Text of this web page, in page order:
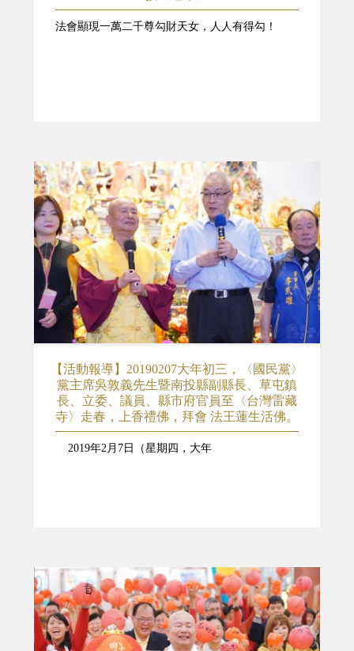
法會顯現一萬二千尊勾財天女，人人有得勾！
【活動報導】20190207大年初三，〈國民黨〉
黨主席吳敦義先生暨南投縣副縣長、草屯鎮
長、立委、議員、縣市府官員至〈台灣雷藏
寺〉走春，上香禮佛，拜會 法王蓮生活佛。
2019年2月7日（星期四，大年